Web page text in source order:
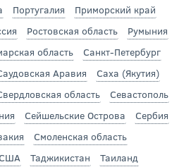
Португалия
Приморский край
Ростовская область
Румыния
область
Санкт-Петербург
Аравия
Саха (Якутия)
область
Севастополь
Сейшельские Острова
Сербия
Смоленская область
США Таджикистан
Таиланд